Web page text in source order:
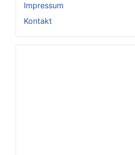
Impressum
Kontakt